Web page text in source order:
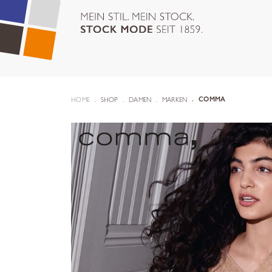
HOME SHOP DAMEN MARKEN COMMA